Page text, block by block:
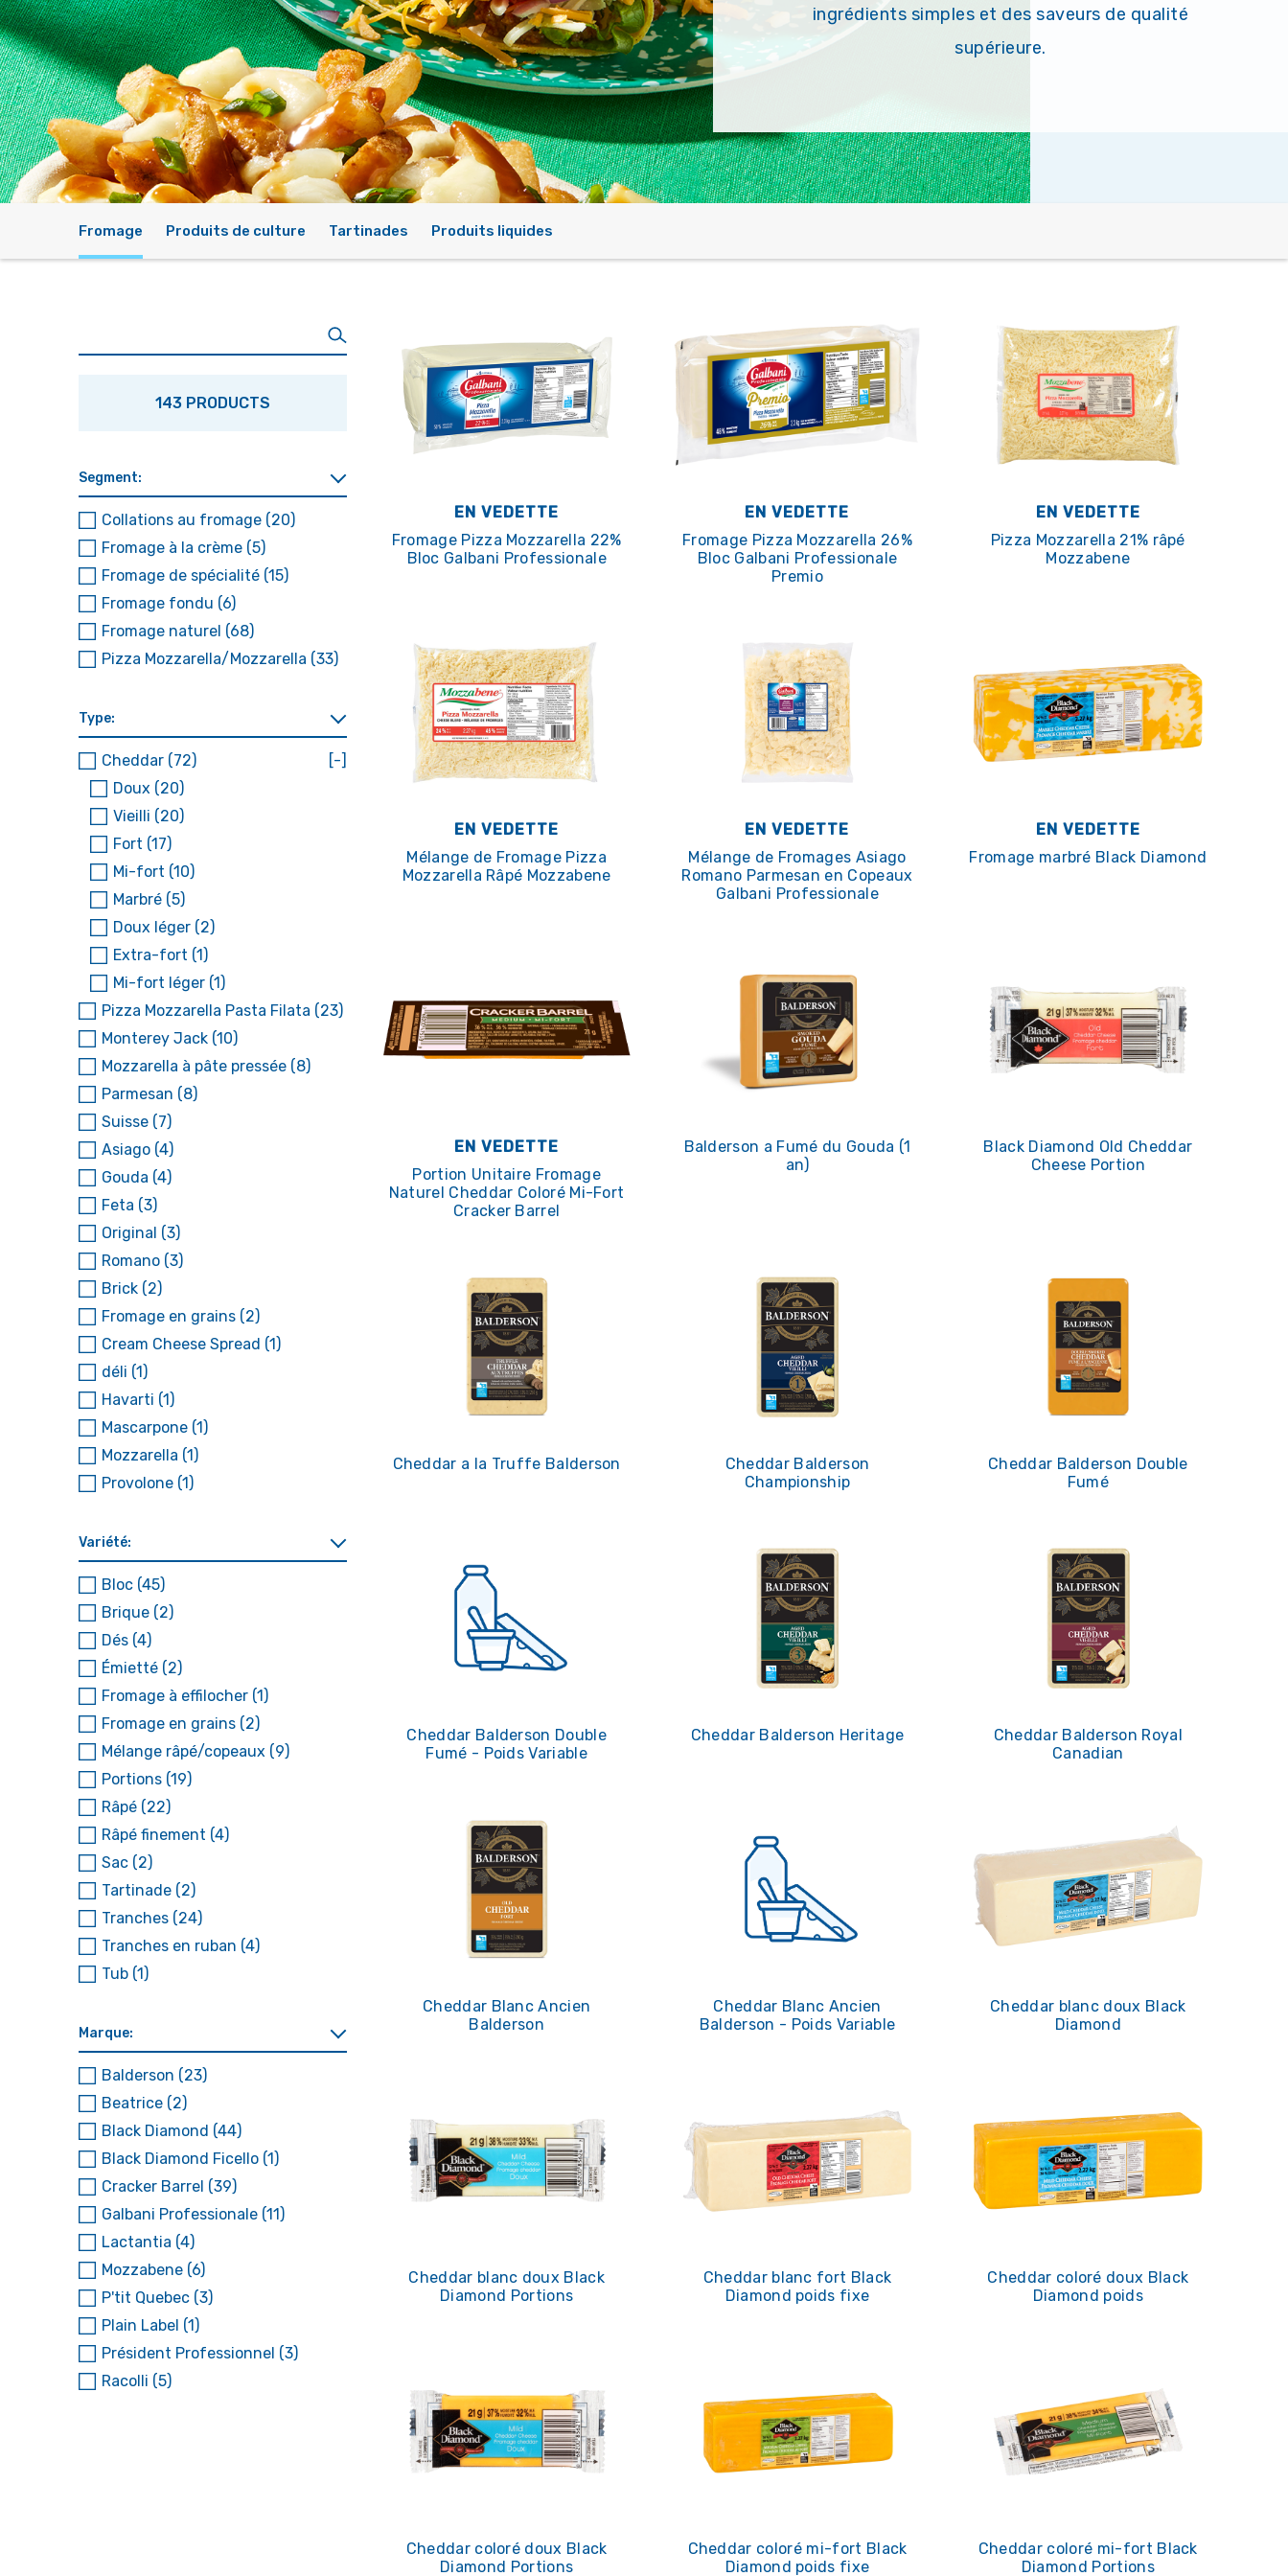
ingrédients simples et des saveurs de qualité
supérieure.
Fromage Produits de culture Tartinades Produits liquides
143 PRODUCTS
Segment:
Collations au fromage (20)
Fromage à la crème (5)
Fromage de spécialité (15)
Fromage fondu (6)
Fromage naturel (68)
Pizza Mozzarella/Mozzarella (33)
Type:
Cheddar (72)
[-]
Doux (20)
Vieilli (20)
Fort (17)
Mi-fort (10)
Marbré (5)
Doux léger (2)
Extra-fort (1)
Mi-fort léger (1)
Pizza Mozzarella Pasta Filata (23)
Monterey Jack (10)
Mozzarella à pâte pressée (8)
Parmesan (8)
Suisse (7)
Asiago (4)
Gouda (4)
Feta (3)
Original (3)
Romano (3)
Brick (2)
Fromage en grains (2)
Cream Cheese Spread (1)
déli (1)
Havarti (1)
Mascarpone (1)
Mozzarella (1)
Provolone (1)
Variété:
Bloc (45)
Brique (2)
Dés (4)
Émietté (2)
Fromage à effilocher (1)
Fromage en grains (2)
Mélange râpé/copeaux (9)
Portions (19)
Râpé (22)
Râpé finement (4)
Sac (2)
Tartinade (2)
Tranches (24)
Tranches en ruban (4)
Tub (1)
Marque:
Balderson (23)
Beatrice (2)
Black Diamond (44)
Black Diamond Ficello (1)
Cracker Barrel (39)
Galbani Professionale (11)
Lactantia (4)
Mozzabene (6)
P'tit Quebec (3)
Plain Label (1)
Président Professionnel (3)
Racolli (5)
EN VEDETTE
Fromage Pizza Mozzarella 22%
Bloc Galbani Professionale
EN VEDETTE
Fromage Pizza Mozzarella 26%
Bloc Galbani Professionale
Premio
EN VEDETTE
Pizza Mozzarella 21% râpé
Mozzabene
EN VEDETTE
Mélange de Fromage Pizza
Mozzarella Râpé Mozzabene
EN VEDETTE
Mélange de Fromages Asiago
Romano Parmesan en Copeaux
Galbani Professionale
EN VEDETTE
Fromage marbré Black Diamond
EN VEDETTE
Portion Unitaire Fromage
Naturel Cheddar Coloré Mi-Fort
Cracker Barrel
Balderson a Fumé du Gouda (1
an)
Black Diamond Old Cheddar
Cheese Portion
Cheddar a la Truffe Balderson
Cheddar Balderson
Championship
Cheddar Balderson Double
Fumé
Cheddar Balderson Double
Fumé - Poids Variable
Cheddar Balderson Heritage
Cheddar Balderson Royal
Canadian
Cheddar Blanc Ancien
Balderson
Cheddar Blanc Ancien
Balderson - Poids Variable
Cheddar blanc doux Black
Diamond
Cheddar blanc doux Black
Diamond Portions
Cheddar blanc fort Black
Diamond poids fixe
Cheddar coloré doux Black
Diamond poids
Cheddar coloré doux Black
Diamond Portions
Cheddar coloré mi-fort Black
Diamond poids fixe
Cheddar coloré mi-fort Black
Diamond Portions